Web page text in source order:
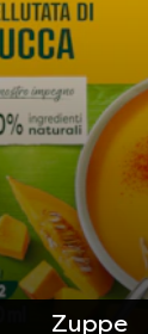
Zuppe